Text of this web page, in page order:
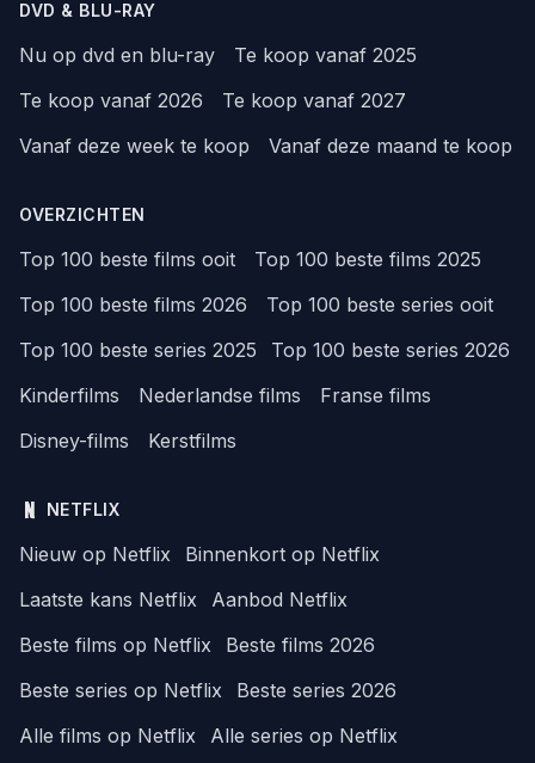
DVD & BLU-RAY
Nu op dvd en blu-ray
Te koop vanaf 2025
Te koop vanaf 2026
Te koop vanaf 2027
Vanaf deze week te koop
Vanaf deze maand te koop
OVERZICHTEN
Top 100 beste films ooit
Top 100 beste films 2025
Top 100 beste films 2026
Top 100 beste series ooit
Top 100 beste series 2025
Top 100 beste series 2026
Kinderfilms
Nederlandse films
Franse films
Disney-films
Kerstfilms
NETFLIX
Nieuw op Netflix
Binnenkort op Netflix
Laatste kans Netflix
Aanbod Netflix
Beste films op Netflix
Beste films 2026
Beste series op Netflix
Beste series 2026
Alle films op Netflix
Alle series op Netflix